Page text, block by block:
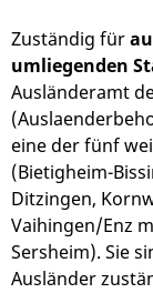
Zuständig für
umliegenden
Ausländeramt
eine der fünf
(Bietigheim-
Ditzingen,
Vaihingen/Enz
Sersheim). Sie
Ausländer